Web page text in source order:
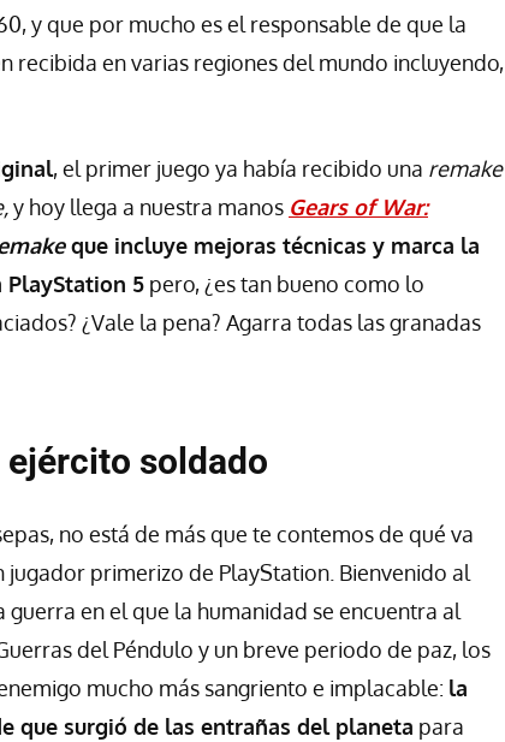
y que por mucho es el responsable de que la
recibida en varias regiones del mundo incluyendo,
, el primer juego ya había recibido una remake
y hoy llega a nuestra manos Gears of War:
que incluye mejoras técnicas y marca la
PlayStation 5 pero, ¿es tan bueno como lo
¿Vale la pena? Agarra todas las granadas
ejército soldado
no está de más que te contemos de qué va
jugador primerizo de PlayStation. Bienvenido al
en el que la humanidad se encuentra al
del Péndulo y un breve periodo de paz, los
mucho más sangriento e implacable: la
que surgió de las entrañas del planeta para